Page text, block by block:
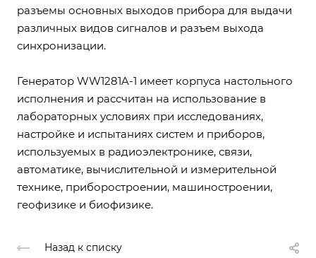
разъемы основных выходов прибора для выдачи
различных видов сигналов и разъем выхода
синхронизации.
Генератор WW1281A-1 имеет корпуса настольного
исполнения и рассчитан на использование в
лабораторных условиях при исследованиях,
настройке и испытаниях систем и приборов,
используемых в радиоэлектронике, связи,
автоматике, вычислительной и измерительной
технике, приборостроении, машиностроении,
геофизике и биофизике.
Назад к списку